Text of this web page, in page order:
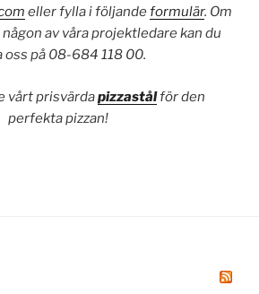
eller fylla i följandeformulär. Om
av våra projektledare kan du
oss på 08-684 118 00.
vårt prisvärdapizzastålför den
perfekta pizzan!